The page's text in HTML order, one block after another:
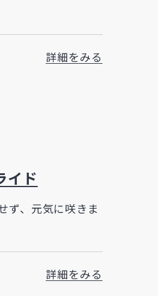
詳細をみる
イド
ず、元気に咲きま
詳細をみる